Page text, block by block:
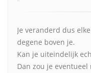
Je veranderd dus
degene boven je.
Kan je uiteindelijk
Dan zou je